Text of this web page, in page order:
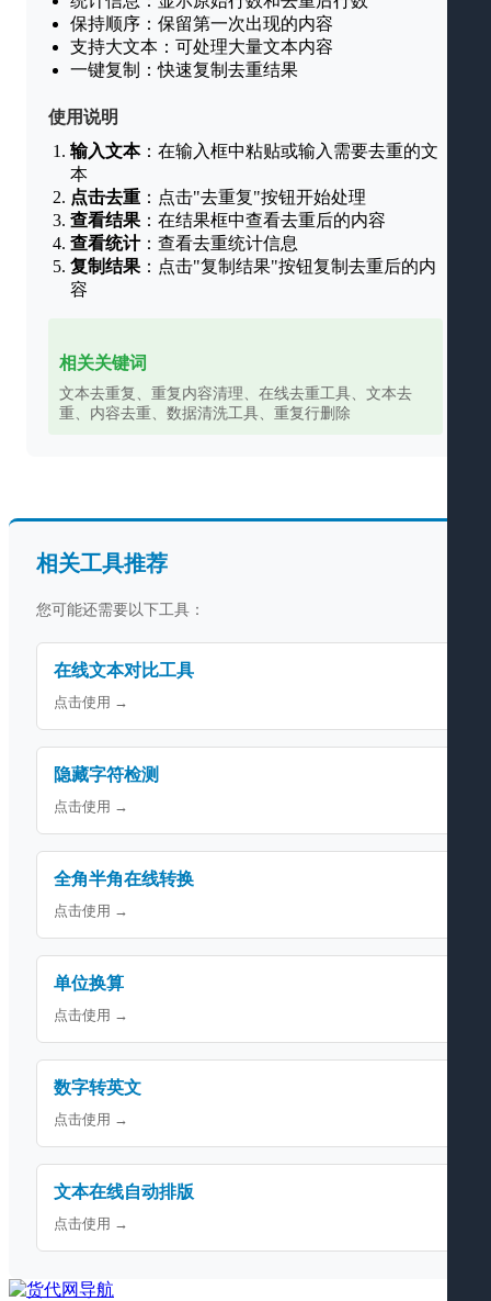
保持顺序：保留第一次出现的内容
支持大文本：可处理大量文本内容
一键复制：快速复制去重结果
使用说明
输入文本：在输入框中粘贴或输入需要去重的文
本
点击去重 ：点击"去重复"按钮开始处理
查看结果 ：在结果框中查看去重后的内容
查看统计：查看去重统计信息
复制结果 ：点击"复制结果"按钮复制去重后的内
容
相关关键词
文本去重复、重复内容清理、在线去重工具、文本去
重、内容去重、数据清洗工具、重复行删除
相关工具推荐
您可能还需要以下工具：
在线文本对比工具
点击使用 →
隐藏字符检测
点击使用 →
全角半角在线转换
点击使用 →
单位换算
点击使用 →
数字转英文
点击使用 →
文本在线自动排版
点击使用 →